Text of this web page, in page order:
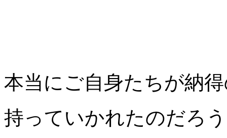
本当にご自身たちが納
持っていかれたのだろ